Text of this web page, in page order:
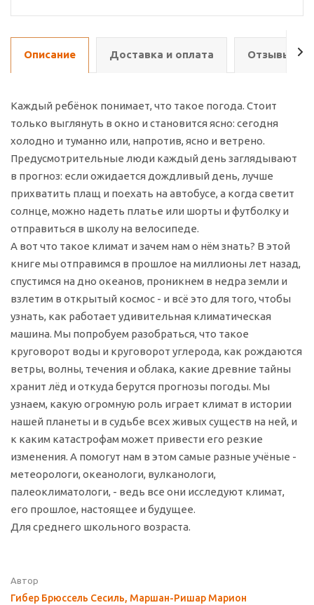
Описание Доставка и оплата Отзывы о
Каждый ребёнок понимает, что такое погода. Стоит
только выглянуть в окно и становится ясно: сегодня
холодно и туманно или, напротив, ясно и ветрено.
Предусмотрительные люди каждый день заглядывают
в прогноз: если ожидается дождливый день, лучше
прихватить плащ и поехать на автобусе, а когда светит
солнце, можно надеть платье или шорты и футболку и
отправиться в школу на велосипеде.
А вот что такое климат и зачем нам о нём знать? В этой
книге мы отправимся в прошлое на миллионы лет назад,
спустимся на дно океанов, проникнем в недра земли и
взлетим в открытый космос - и всё это для того, чтобы
узнать, как работает удивительная климатическая
машина. Мы попробуем разобраться, что такое
круговорот воды и круговорот углерода, как рождаются
ветры, волны, течения и облака, какие древние тайны
хранит лёд и откуда берутся прогнозы погоды. Мы
узнаем, какую огромную роль играет климат в истории
нашей планеты и в судьбе всех живых существ на ней, и
к каким катастрофам может привести его резкие
изменения. А помогут нам в этом самые разные учёные -
метеорологи, океанологи, вулканологи,
палеоклиматологи, - ведь все они исследуют климат,
его прошлое, настоящее и будущее.
Для среднего школьного возраста.
Автор
Гибер Брюссель Сесиль, Маршан-Ришар Марион